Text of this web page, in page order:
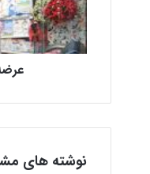
نوشته های